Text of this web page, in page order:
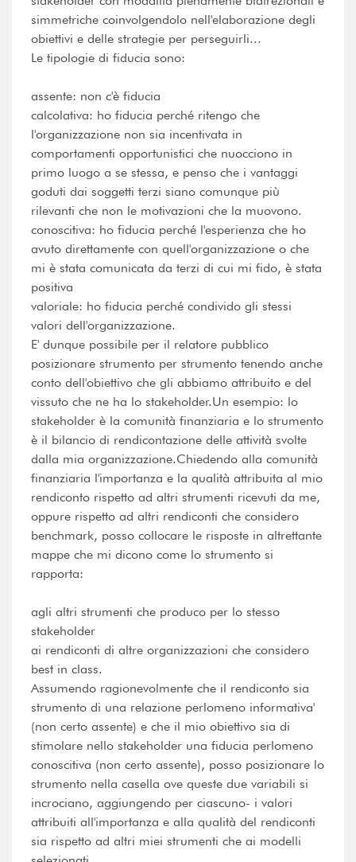
simmetriche coinvolgendolo nell'elaborazione degli
obiettivi e delle strategie per perseguirli...
Le tipologie di fiducia sono:
assente: non c'è fiducia
calcolativa: ho fiducia perché ritengo che
l'organizzazione non sia incentivata in
comportamenti opportunistici che nuocciono in
primo luogo a se stessa, e penso che i vantaggi
goduti dai soggetti terzi siano comunque più
rilevanti che non le motivazioni che la muovono.
conoscitiva: ho fiducia perché l'esperienza che ho
avuto direttamente con quell'organizzazione o che
mi è stata comunicata da terzi di cui mi fido, è stata
positiva
valoriale: ho fiducia perché condivido gli stessi
valori dell'organizzazione.
E' dunque possibile per il relatore pubblico
posizionare strumento per strumento tenendo anche
conto dell'obiettivo che gli abbiamo attribuito e del
vissuto che ne ha lo stakeholder.Un esempio: lo
stakeholder è la comunità finanziaria e lo strumento
è il bilancio di rendicontazione delle attività svolte
dalla mia organizzazione.Chiedendo alla comunità
finanziaria l'importanza e la qualità attribuita al mio
rendiconto rispetto ad altri strumenti ricevuti da me,
oppure rispetto ad altri rendiconti che considero
benchmark, posso collocare le risposte in altrettante
mappe che mi dicono come lo strumento si
rapporta:
agli altri strumenti che produco per lo stesso
stakeholder
ai rendiconti di altre organizzazioni che considero
best in class.
Assumendo ragionevolmente che il rendiconto sia
strumento di una relazione perlomeno informativa'
(non certo assente) e che il mio obiettivo sia di
stimolare nello stakeholder una fiducia perlomeno
conoscitiva (non certo assente), posso posizionare lo
strumento nella casella ove queste due variabili si
incrociano, aggiungendo per ciascuno- i valori
attribuiti all'importanza e alla qualità del rendiconti
sia rispetto ad altri miei strumenti che ai modelli